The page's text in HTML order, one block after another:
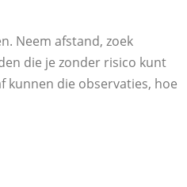
Neem afstand, zoek
die je zonder risico kunt
kunnen die observaties, hoe